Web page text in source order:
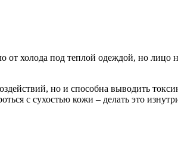
холода под теплой одеждой, но лицо
но и способна выводить
с сухостью кожи – делать это